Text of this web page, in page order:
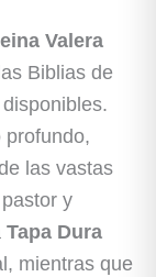
Valera
Biblias de
profundo,
las vastas
y
Tapa Dura
mientras que